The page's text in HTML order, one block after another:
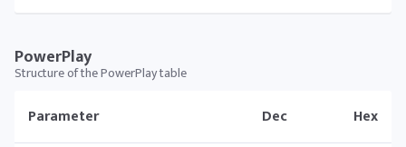
PowerPlay
Structure of the PowerPlay table
Parameter Dec Hex